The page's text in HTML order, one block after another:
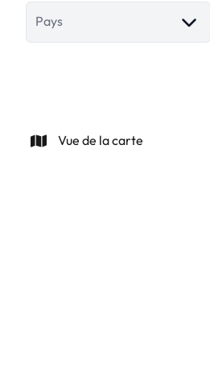
Pays
Vue de la carte